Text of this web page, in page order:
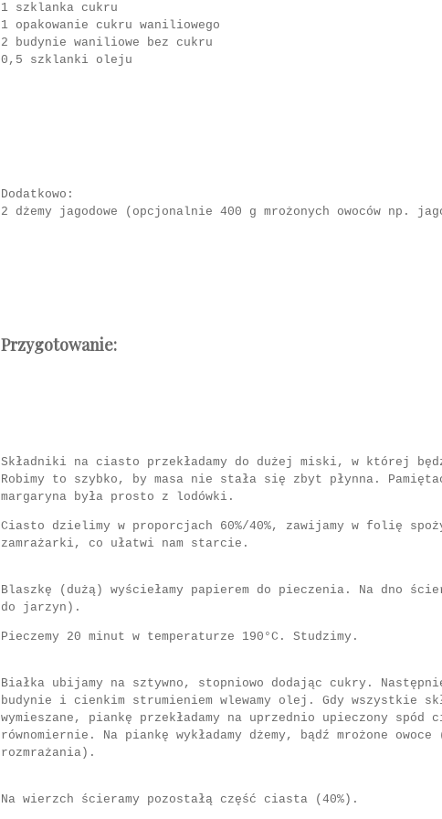
1 szklanka cukru
1 opakowanie cukru waniliowego
2 budynie waniliowe bez cukru
0,5 szklanki oleju
Dodatkowo:
2 dżemy jagodowe (opcjonalnie 400 g mrożonych owoców np.
Przygotowanie:
Składniki na ciasto przekładamy do dużej miski, w której
Robimy to szybko, by masa nie stała się zbyt płynna.
margaryna była prosto z lodówki.
Ciasto dzielimy w proporcjach 60%/40%, zawijamy w folię
zamrażarki, co ułatwi nam starcie.
Blaszkę (dużą) wyściełamy papierem do pieczenia. Na dno
do jarzyn).
Pieczemy 20 minut w temperaturze 190°C. Studzimy.
Białka ubijamy na sztywno, stopniowo dodając cukry.
budynie i cienkim strumieniem wlewamy olej. Gdy wszystkie
wymieszane, piankę przekładamy na uprzednio upieczony spód
równomiernie. Na piankę wykładamy dżemy, bądź mrożone
rozmrażania).
Na wierzch ścieramy pozostałą część ciasta (40%).